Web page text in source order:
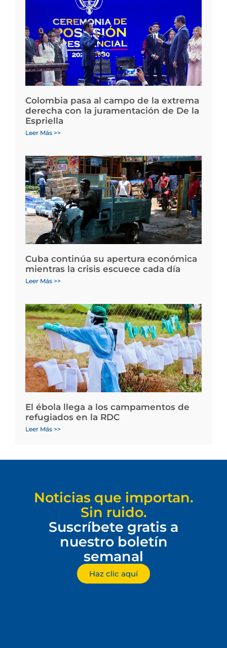
Colombia pasa al campo de la extrema
derecha con la juramentación de De la
Espriella
Leer Más >>
Cuba continúa su apertura económica
mientras la crisis escuece cada día
Leer Más >>
El ébola llega a los campamentos de
refugiados en la RDC
Leer Más >>
Noticias que importan.
Sin ruido.
Suscríbete gratis a
nuestro boletín
semanal
Haz clic aquí